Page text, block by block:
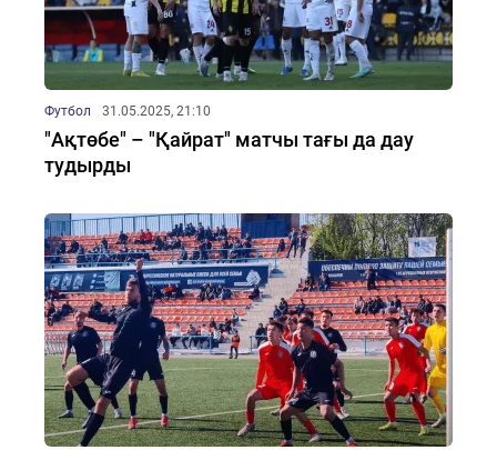
Футбол 31.05.2025, 21:10
"Ақтөбе" – "Қайрат" матчы тағы да дау
тудырды